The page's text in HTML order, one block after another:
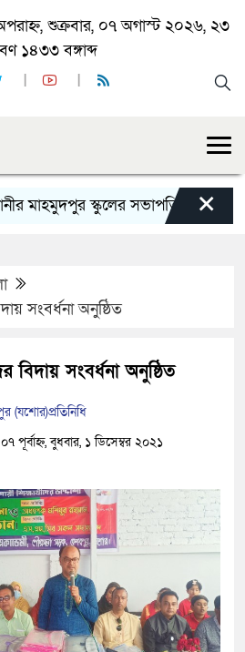
শুক্রবার, ০৭ অগাস্ট ২০২৬, ২৩
১৪৩৩ বঙ্গাব্দ
মাহমুদপুর স্কুলের সভাপতি হলেন গোবিন্দ
×
সংবর্ধনা অনুষ্ঠিত
বিদায় সংবর্ধনা অনুষ্ঠিত
বুধবার, ১ ডিসেম্বর ২০২১